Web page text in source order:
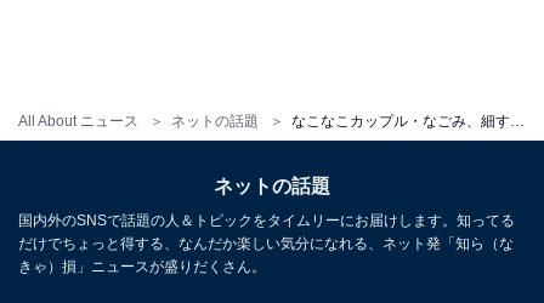
All About ニュース ネットの話題 なこなこカップル・なごみ、細すぎるウエストあらわなデニムコーデ披露！ 「スタイル良すぎ！」「キュン死しそう」
ネットの話題
国内外のSNSで話題の人＆トピックをタイムリーにお届けします。知ってる
だけでちょっと得する、なんだか楽しい気分になれる、ネット発「知ら（な
きゃ）損」ニュースが盛りだくさん。